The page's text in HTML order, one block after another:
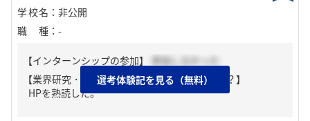
学校名 ： 非公開
職種 ： -
【インターンシップの参加】
参加しなかった
【業界研究・企業研究はどんな風にしましたか？】
HPを熟読した。
選考体験記を見る（無料）